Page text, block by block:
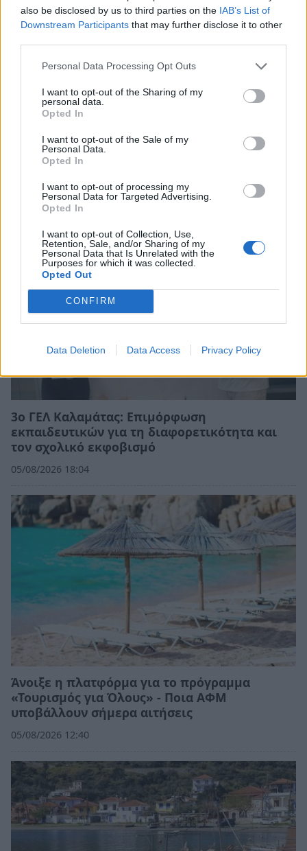
also be disclosed by us to third parties on the IAB’s List of
Downstream Participants that may further disclose it to other
Personal Data Processing Opt Outs
I want to opt-out of the Sharing of my
personal data.
Opted In
I want to opt-out of the Sale of my
Personal Data.
Opted In
I want to opt-out of processing my
Personal Data for Targeted Advertising.
Opted In
I want to opt-out of Collection, Use,
Retention, Sale, and/or Sharing of my
Personal Data that Is Unrelated with the
Purposes for which it was collected.
Opted Out
CONFIRM
Data Deletion Data Access Privacy Policy
Σχετικά Άρθρα
3ο ΓΕΛ Καλαμάτας: Επιμόρφωση
εκπαιδευτικών για τη διαφορετικότητα και
τον σχολικό εκφοβισμό
05/08/2026 18:04
Άνοιξε η πλατφόρμα για το πρόγραμμα
«Τουρισμός για Όλους» - Ποια ΑΦΜ
υποβάλλουν σήμερα αιτήσεις
05/08/2026 12:40